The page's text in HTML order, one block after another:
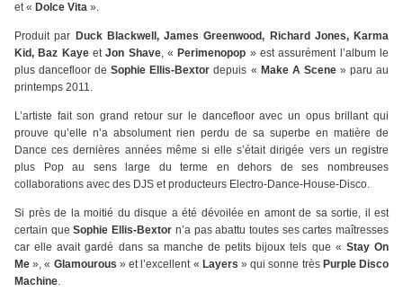
et « Dolce Vita ».
Produit par Duck Blackwell, James Greenwood, Richard Jones, Karma
Kid, Baz KayeetJon Shave, « Perimenopop » est assurément l’album le
plus dancefloor deSophie Ellis-Bextor depuis « Make A Scene » paru au
printemps 2011.
L’artiste fait son grand retour sur le dancefloor avec un opus brillant qui
prouve qu’elle n’a absolument rien perdu de sa superbe en matière de
Dance ces dernières années même si elle s’était dirigée vers un registre
plus Pop au sens large du terme en dehors de ses nombreuses
collaborations avec des DJS et producteurs Electro-Dance-House-Disco.
Si près de la moitié du disque a été dévoilée en amont de sa sortie, il est
certain queSophie Ellis-Bextor n’a pas abattu toutes ses cartes maîtresses
car elle avait gardé dans sa manche de petits bijoux tels que « Stay On
Me », « Glamourous » et l’excellent « Layers » qui sonne très Purple Disco
Machine.